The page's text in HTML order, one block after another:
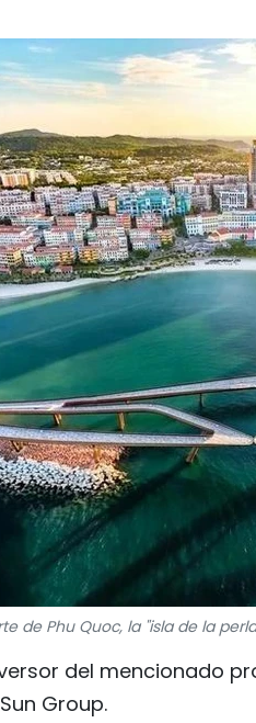
de Phu Quoc, la "isla de la
del mencionado
Group.